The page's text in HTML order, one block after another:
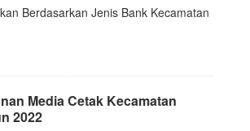
Berdasarkan Jenis Bank Kecamatan
Media Cetak Kecamatan
2022